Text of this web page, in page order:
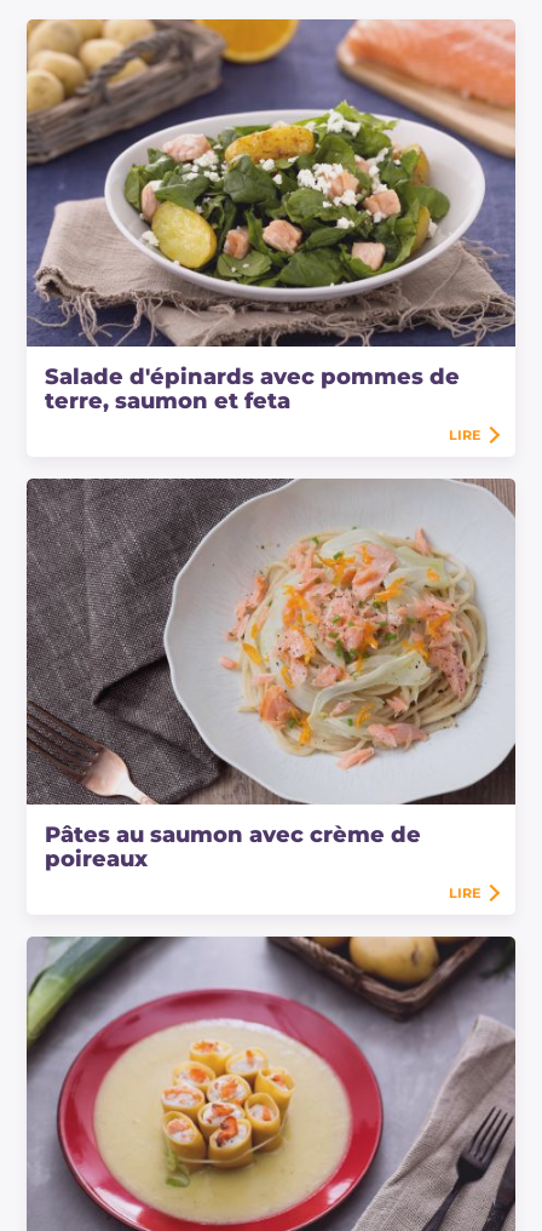
Salade d'épinards avec pommes de
terre, saumon et feta
LIRE
Pâtes au saumon avec crème de
poireaux
LIRE